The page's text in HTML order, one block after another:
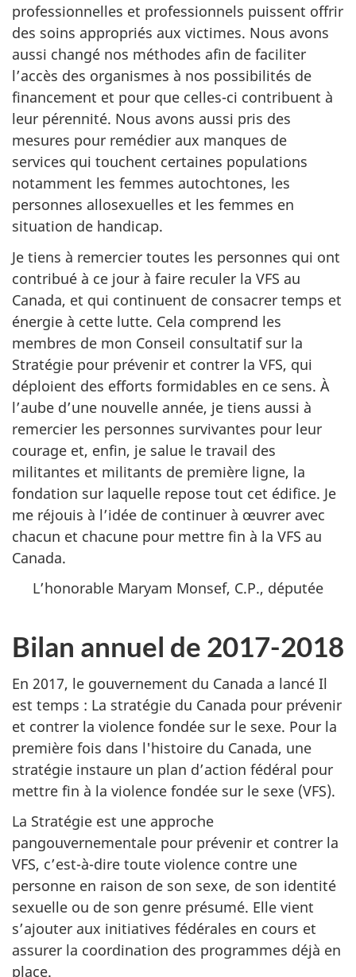
professionnelles et professionnels puissent offrir
des soins appropriés aux victimes. Nous avons
aussi changé nos méthodes afin de faciliter
l’accès des organismes à nos possibilités de
financement et pour que celles-ci contribuent à
leur pérennité. Nous avons aussi pris des
mesures pour remédier aux manques de
services qui touchent certaines populations
notamment les femmes autochtones, les
personnes allosexuelles et les femmes en
situation de handicap.
Je tiens à remercier toutes les personnes qui ont
contribué à ce jour à faire reculer la VFS au
Canada, et qui continuent de consacrer temps et
énergie à cette lutte. Cela comprend les
membres de mon Conseil consultatif sur la
Stratégie pour prévenir et contrer la VFS, qui
déploient des efforts formidables en ce sens. À
l’aube d’une nouvelle année, je tiens aussi à
remercier les personnes survivantes pour leur
courage et, enfin, je salue le travail des
militantes et militants de première ligne, la
fondation sur laquelle repose tout cet édifice. Je
me réjouis à l’idée de continuer à œuvrer avec
chacun et chacune pour mettre fin à la VFS au
Canada.
L’honorable Maryam Monsef, C.P., députée
Bilan annuel de 2017-2018
En 2017, le gouvernement du Canada a lancé Il
est temps : La stratégie du Canada pour prévenir
et contrer la violence fondée sur le sexe. Pour la
première fois dans l'histoire du Canada, une
stratégie instaure un plan d’action fédéral pour
mettre fin à la violence fondée sur le sexe (VFS).
La Stratégie est une approche
pangouvernementale pour prévenir et contrer la
VFS, c’est-à-dire toute violence contre une
personne en raison de son sexe, de son identité
sexuelle ou de son genre présumé. Elle vient
s’ajouter aux initiatives fédérales en cours et
assurer la coordination des programmes déjà en
place.